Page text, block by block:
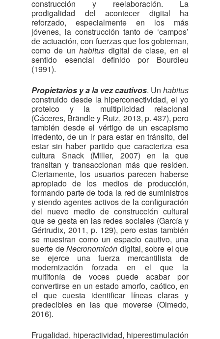
construcción y reelaboración. La
prodigalidad del acontecer digital ha
reforzado, especialmente en los más
jóvenes, la construcción tanto de ‘campos’
de actuación, con fuerzas que los gobiernan,
como de unhabitus digital de clase, en el
sentido esencial definido por Bourdieu
(1991).
Propietarios y a la vez cautivos. Un habitus
construido desde la hiperconectividad, el yo
proteico y la multiplicidad relacional
(Cáceres, Brändle y Ruiz, 2013, p. 437), pero
también desde el vértigo de un escapismo
irredento, de un ir para estar en tránsito, del
estar sin haber partido que caracteriza esa
cultura Snack (Miller, 2007) en la que
transitan y transaccionan más que residen.
Ciertamente, los usuarios parecen haberse
apropiado de los medios de producción,
formando parte de toda la red de suministros
y siendo agentes activos de la configuración
del nuevo medio de construcción cultural
que se gesta en las redes sociales (García y
Gértrudix, 2011, p. 129), pero estas también
se muestran como un espacio cautivo, una
suerte deNecronomicón digital, sobre el que
se ejerce una fuerza mercantilista de
modernización forzada en el que la
multifonía de voces puede acabar por
convertirse en un estado amorfo, caótico, en
el que cuesta identificar líneas claras y
predecibles en las que moverse (Olmedo,
2016).
Frugalidad, hiperactividad, hiperestimulación